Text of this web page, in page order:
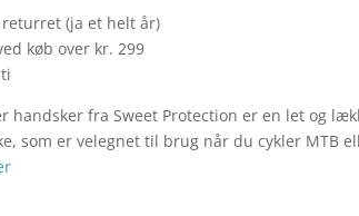
(ja et helt år)
køb over kr. 299
handsker fra Sweet Protection er en let og
som er velegnet til brug når du cykler MTB